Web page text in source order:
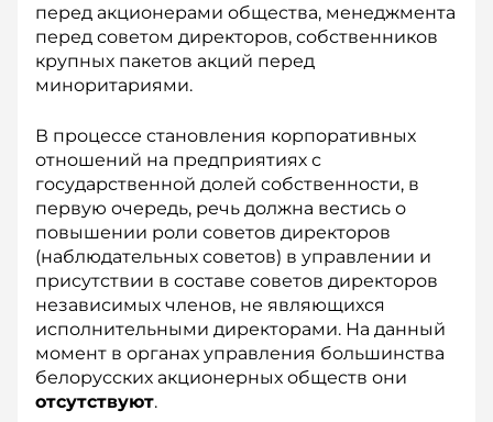
перед акционерами общества, менеджмента
перед советом директоров, собственников
крупных пакетов акций перед
миноритариями.
В процессе становления корпоративных
отношений на предприятиях с
государственной долей собственности, в
первую очередь, речь должна вестись о
повышении роли советов директоров
(наблюдательных советов) в управлении и
присутствии в составе советов директоров
независимых членов, не являющихся
исполнительными директорами. На данный
момент в органах управления большинства
белорусских акционерных обществ они
отсутствуют.